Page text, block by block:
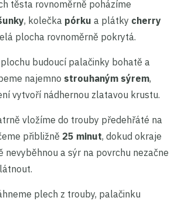
těsta rovnoměrně poházíme
, kolečka pórku a plátky cherry
plocha rovnoměrně pokrytá.
budoucí palačinky bohatě a
najemno strouhaným sýrem,
vytvoří nádhernou zlatavou krustu.
vložíme do trouby předehřáté na
přibližně 25 minut, dokud okraje
nevyběhnou a sýr na povrchu nezačne
plech z trouby, palačinku